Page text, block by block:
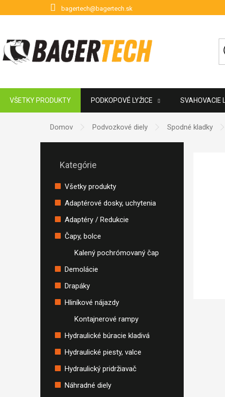
bagertech@bagertech.sk
VŠETKY PRODUKTY PODKOPOVÉ LYŽICE SVAHOVACIE
POUŽITÉ PRÍSLUŠENSTVO ZNAČKY
Domov Podvozkové diely Spodné kladky
Kategórie
Všetky produkty
Adaptérové dosky, uchytenia
Adaptéry / Redukcie
Čapy, bolce
Kalený pochrómovaný čap
Demolácie
Drapáky
Hliníkové nájazdy
Kontajnerové rampy
Hydraulické búracie kladivá
Hydraulické piesty, valce
Hydraulický pridržiavač
Náhradné diely